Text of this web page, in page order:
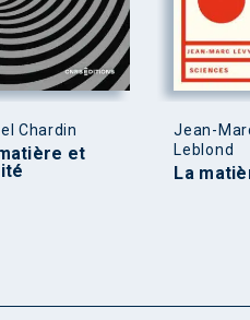
Chardin
et
Jean-
Leblond
La